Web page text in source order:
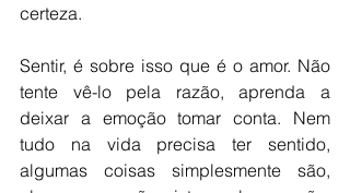
certeza.
Sentir, é sobre isso que é o amor. Não
tente vê-lo pela razão, aprenda a
deixar a emoção tomar conta. Nem
tudo na vida precisa ter sentido,
algumas coisas simplesmente são,